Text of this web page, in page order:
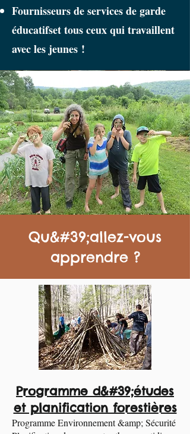
Fournisseurs de services de garde
éducatifset tous ceux qui travaillent
avec les jeunes !
Qu&#39;allez-vous
apprendre ?
Programme d&#39;études
et planification forestières
Programme Environnement &amp; Sécurité